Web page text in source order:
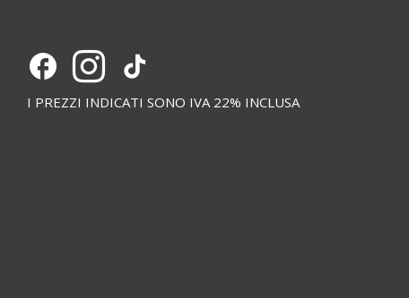
I PREZZI INDICATI SONO IVA 22% INCLUSA